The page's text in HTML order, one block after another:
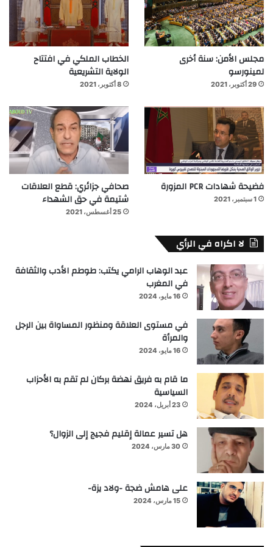
مجلس الأمن: سنة أخرى
لمينورسو
29 أكتوبر، 2021
الخطاب الملكي في افتتاح
الولاية التشريعية
8 أكتوبر، 2021
فضيحة شهادات PCR المزورة
1 سبتمبر، 2021
صحافي جزائري: قطع العلاقات
شتيمة في حق الشهداء
25 أغسطس، 2021
لا اكراه في الرأي
عبد الوهاب الرامي يكتب: طوطم الأدب والثقافة
في المغرب
16 مايو، 2024
في مستوى العلاقة ومنظور المساواة بين الرجل
والمرأة
16 مايو، 2024
ما قام به فريق نهضة بركان لم تقم به الأحزاب
السياسية
23 أبريل، 2024
هل تسير عمالة إقليم فجيج إلى الزوال؟
30 مارس، 2024
على هامش ضجة -ولاد يزة-
15 مارس، 2024